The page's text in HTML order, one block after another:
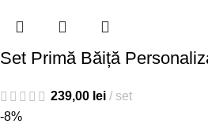
Set Primă Băiță
239,00 lei
set
-8%